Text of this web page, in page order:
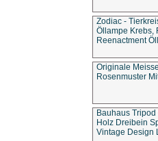
Zodiac -
Öllampe Krebs,
Reenactment
Originale
Rosenmuster
Bauhaus
Holz Dreibein
Vintage Design